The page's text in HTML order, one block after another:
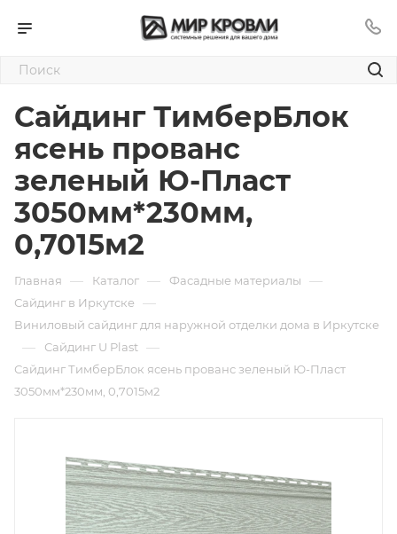
Сайдинг ТимберБлок
ясень прованс
зеленый Ю-Пласт
3050мм*230мм,
0,7015м2
Главная — Каталог — Фасадные материалы —
Сайдинг в Иркутске —
Виниловый сайдинг для наружной отделки дома в Иркутске
— Сайдинг U Plast —
Сайдинг ТимберБлок ясень прованс зеленый Ю-Пласт
3050мм*230мм, 0,7015м2